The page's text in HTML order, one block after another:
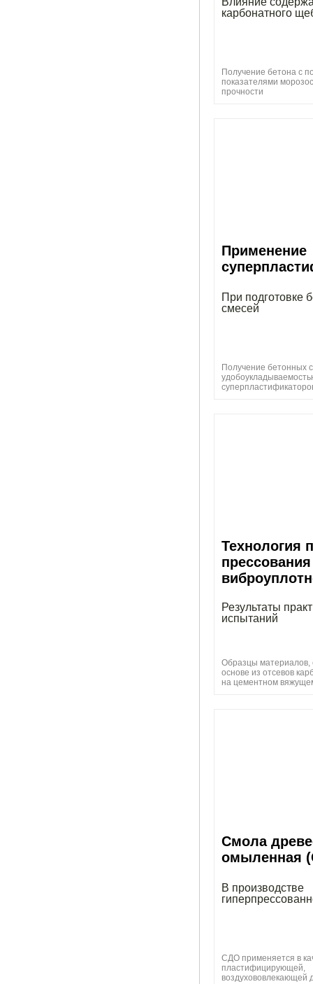
карбонатного
Получение бетона с
показателями
прочности
Применение
При подготовке
смесей
Получение бетонных
Технология
Результаты
испытаний
Образцы материалов,
основе из отсевов
на цементном
Смола
омыленная
В производстве
СДО применяется в
пластифицирующей,
воздухововлекающей